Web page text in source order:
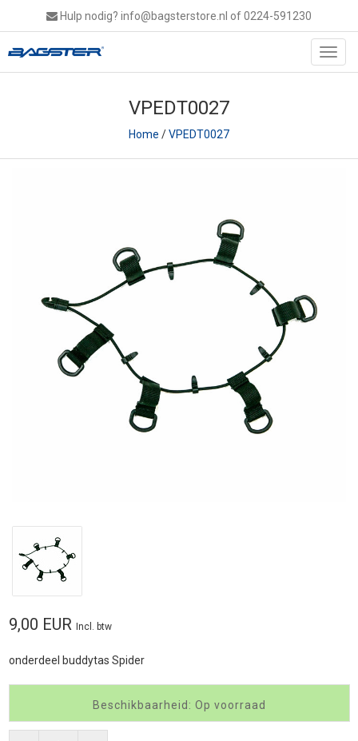
Hulp nodig? info@bagsterstore.nl of 0224-591230
VPEDT0027
Home /VPEDT0027
9,00 EUR Incl. btw
onderdeel buddytas Spider
Beschikbaarheid: Op voorraad